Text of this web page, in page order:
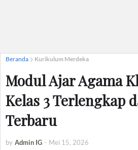
Beranda Kurikulum Merdeka
Modul Ajar Agama
Kelas 3 Terlengkap
Terbaru
by Admin IG - Mei 15, 2026